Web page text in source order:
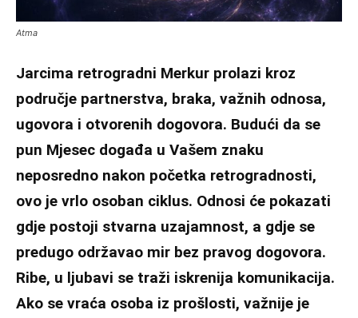
Atma
Jarcima retrogradni Merkur prolazi kroz
područje partnerstva, braka, važnih odnosa,
ugovora i otvorenih dogovora. Budući da se
pun Mjesec događa u Vašem znaku
neposredno nakon početka retrogradnosti,
ovo je vrlo osoban ciklus. Odnosi će pokazati
gdje postoji stvarna uzajamnost, a gdje se
predugo održavao mir bez pravog dogovora.
Ribe, u ljubavi se traži iskrenija komunikacija.
Ako se vraća osoba iz prošlosti, važnije je